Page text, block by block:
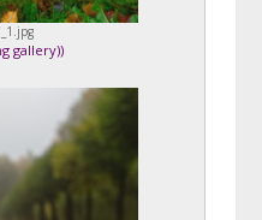
gallery))